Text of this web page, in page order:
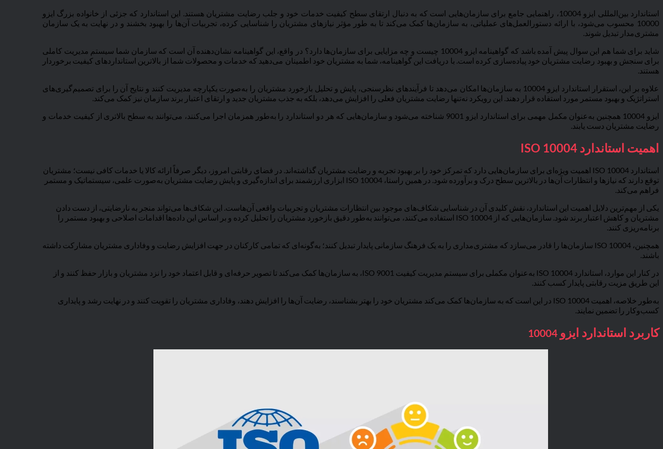
استاندارد بین‌المللی ایزو 10004، راهنمایی جامع برای سازمان‌هایی است که به دنبال ارتقای سطح کیفیت خدمات خود و جلب رضایت مشتریان هستند. این استاندارد که جزئی از خانواده بزرگ ایزو
10000 محسوب می‌شود، با ارائه دستورالعمل‌های عملیاتی، به سازمان‌ها کمک می‌کند تا به طور مؤثر نیازهای مشتریان را شناسایی کرده، تجربیات آن‌ها را بهبود بخشند و در نهایت به یک سازمان
مشتری‌مدار تبدیل شوند.
شاید برای شما هم این سوال پیش آمده باشد که گواهینامه ایزو 10004 چیست و چه مزایایی برای سازمان‌ها دارد؟ در واقع، این گواهینامه نشان‌دهنده آن است که سازمان شما سیستم مدیریت کاملی
برای سنجش و بهبود رضایت مشتریان خود پیاده‌سازی کرده است. با دریافت این گواهینامه، شما به مشتریان خود اطمینان می‌دهید که خدمات و محصولات شما از بالاترین استانداردهای کیفیت برخوردار
هستند.
علاوه بر این، استقرار استاندارد ایزو 10004 به سازمان‌ها امکان می‌دهد تا فرآیندهای نظرسنجی، پایش و تحلیل بازخورد مشتریان را به‌صورت یکپارچه مدیریت کنند و نتایج آن را برای تصمیم‌گیری‌های
استراتژیک و بهبود مستمر مورد استفاده قرار دهند. این رویکرد نه‌تنها رضایت مشتریان فعلی را افزایش می‌دهد، بلکه به جذب مشتریان جدید و ارتقای اعتبار برند سازمان نیز کمک می‌کند.
ایزو 10004 همچنین به‌عنوان مکمل مهمی برای استاندارد ایزو 9001 شناخته می‌شود و سازمان‌هایی که هر دو استاندارد را به‌طور همزمان اجرا می‌کنند، می‌توانند به سطح بالاتری از کیفیت خدمات و
رضایت مشتریان دست یابند.
اهمیت استاندارد ISO 10004
استاندارد ISO 10004 اهمیت ویژه‌ای برای سازمان‌هایی دارد که تمرکز خود را بر بهبود تجربه و رضایت مشتریان گذاشته‌اند. در فضای رقابتی امروز، دیگر صرفاً ارائه کالا یا خدمات کافی نیست؛ مشتریان
توقع دارند که نیازها و انتظارات آن‌ها در بالاترین سطح درک و برآورده شود. در همین راستا، ISO 10004 ابزاری ارزشمند برای اندازه‌گیری و پایش رضایت مشتریان به‌صورت علمی، سیستماتیک و مستمر
فراهم می‌کند.
یکی از مهم‌ترین دلایل اهمیت این استاندارد، نقش کلیدی آن در شناسایی شکاف‌های موجود بین انتظارات مشتریان و تجربیات واقعی آن‌هاست. این شکاف‌ها می‌تواند منجر به نارضایتی، از دست دادن
مشتریان و کاهش اعتبار برند شود. سازمان‌هایی که از ISO 10004 استفاده می‌کنند، می‌توانند به‌طور دقیق بازخورد مشتریان را تحلیل کرده و بر اساس این داده‌ها اقدامات اصلاحی و بهبود مستمر را
برنامه‌ریزی کنند.
همچنین، ISO 10004 سازمان‌ها را قادر می‌سازد که مشتری‌مداری را به یک فرهنگ سازمانی پایدار تبدیل کنند؛ به‌گونه‌ای که تمامی کارکنان در جهت افزایش رضایت و وفاداری مشتریان مشارکت داشته
باشند.
در کنار این موارد، استاندارد ISO 10004 به‌عنوان مکملی برای سیستم مدیریت کیفیت ISO 9001، به سازمان‌ها کمک می‌کند تا تصویر حرفه‌ای و قابل اعتماد خود را نزد مشتریان و بازار حفظ کنند و از
این طریق مزیت رقابتی پایدار کسب کنند.
به‌طور خلاصه، اهمیت ISO 10004 در این است که به سازمان‌ها کمک می‌کند مشتریان خود را بهتر بشناسند، رضایت آن‌ها را افزایش دهند، وفاداری مشتریان را تقویت کنند و در نهایت رشد و پایداری
کسب‌وکار را تضمین نمایند.
کاربرد استاندارد ایزو 10004